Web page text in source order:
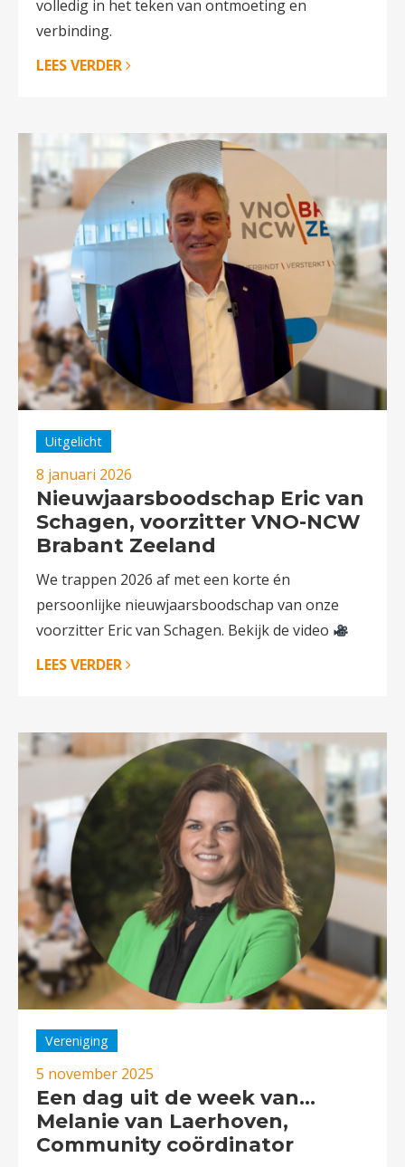
volledig in het teken van ontmoeting en
verbinding.
LEES VERDER
Uitgelicht
8 januari 2026
Nieuwjaarsboodschap Eric van
Schagen, voorzitter VNO-NCW
Brabant Zeeland
We trappen 2026 af met een korte én
persoonlijke nieuwjaarsboodschap van onze
voorzitter Eric van Schagen. Bekijk de video
LEES VERDER
Vereniging
5 november 2025
Een dag uit de week van…
Melanie van Laerhoven,
Community coördinator